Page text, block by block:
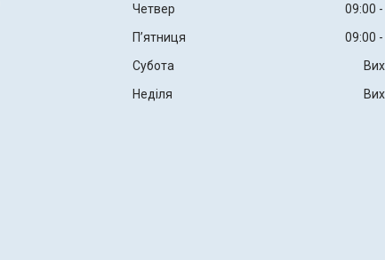
Четвер
09:00
Пʼятниця
09:00
Субота
Неділя